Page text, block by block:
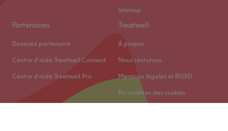
Sitemap
Partenaires
Devenez partenaire
Centre d'aide Treatwell Connect
Centre d'aide Treatwell Pro
Treatwell
À propos
Nous recrutons
Mentions légales et RGPD
Paramètres des cookies